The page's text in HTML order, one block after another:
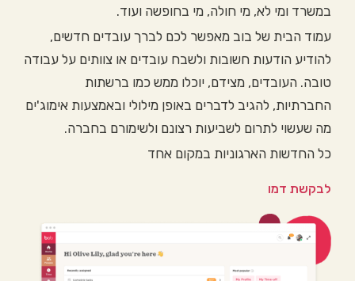
במשרד ומי לא, מי חולה, מי בחופשה ועוד.
עמוד הבית של בוב מאפשר לכם לברך עובדים חדשים,
להודיע הודעות חשובות ולשבח עובדים או צוותים על עבודה
טובה. העובדים, מצידם, יוכלו ממש כמו ברשתות
החברתיות, להגיב לדברים באופן מילולי ובאמצעות אימוג'ים
מה שעשוי לתרום לשביעות רצונם ולשימורם בחברה.
כל החדשות הארגוניות במקום אחד
לבקשת דמו